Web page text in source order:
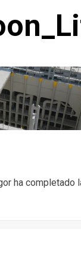
ha completado